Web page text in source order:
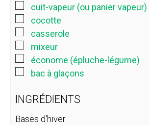
cuit-vapeur (ou panier vapeur)
cocotte
casserole
mixeur
économe (épluche-légume)
bac à glaçons
INGRÉDIENTS
Bases d'hiver